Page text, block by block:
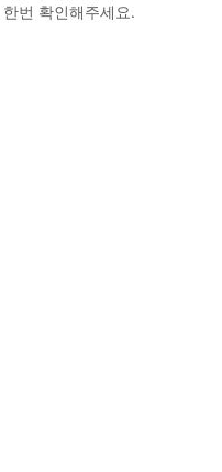
번 확인해주세요.